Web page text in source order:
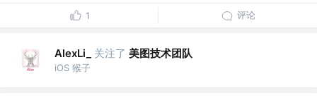
1 评论
AlexLi_ 关注了 美图技术团队
iOS 猴子